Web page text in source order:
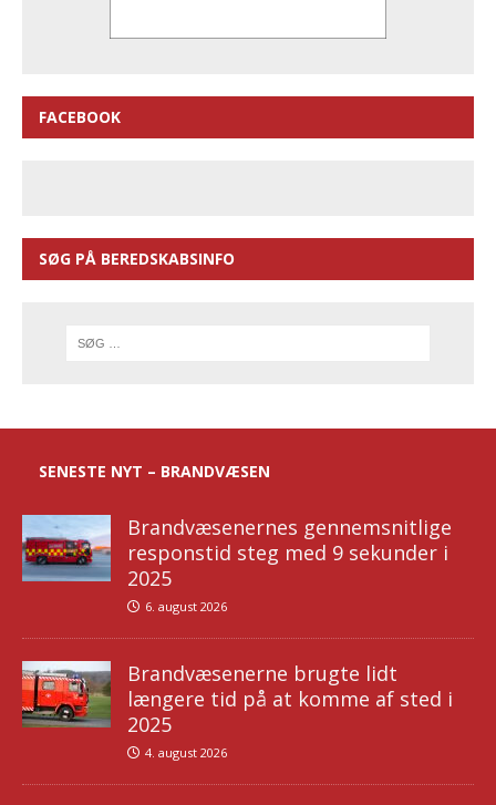
FACEBOOK
SØG PÅ BEREDSKABSINFO
SENESTE NYT – BRANDVÆSEN
Brandvæsenernes gennemsnitlige
responstid steg med 9 sekunder i
2025
6. august 2026
Brandvæsenerne brugte lidt
længere tid på at komme af sted i
2025
4. august 2026